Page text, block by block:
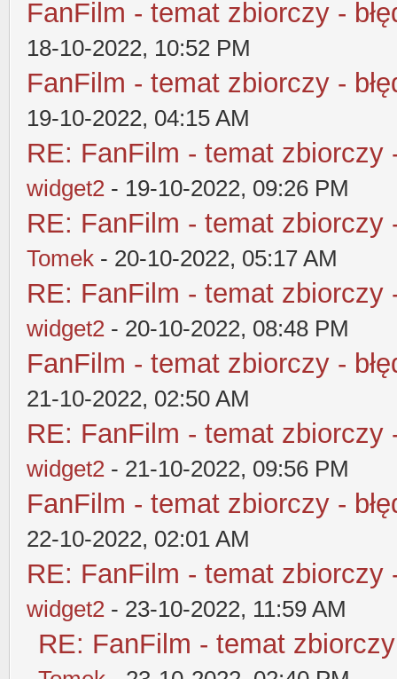
FanFilm - temat zbiorczy -
18-10-2022, 10:52 PM
FanFilm - temat zbiorczy -
19-10-2022, 04:15 AM
RE: FanFilm - temat zbiorczy
widget2 - 19-10-2022, 09:26 PM
RE: FanFilm - temat zbiorczy
Tomek - 20-10-2022, 05:17 AM
RE: FanFilm - temat zbiorczy
widget2 - 20-10-2022, 08:48 PM
FanFilm - temat zbiorczy -
21-10-2022, 02:50 AM
RE: FanFilm - temat zbiorczy
widget2 - 21-10-2022, 09:56 PM
FanFilm - temat zbiorczy -
22-10-2022, 02:01 AM
RE: FanFilm - temat zbiorczy
widget2 - 23-10-2022, 11:59 AM
RE: FanFilm - temat